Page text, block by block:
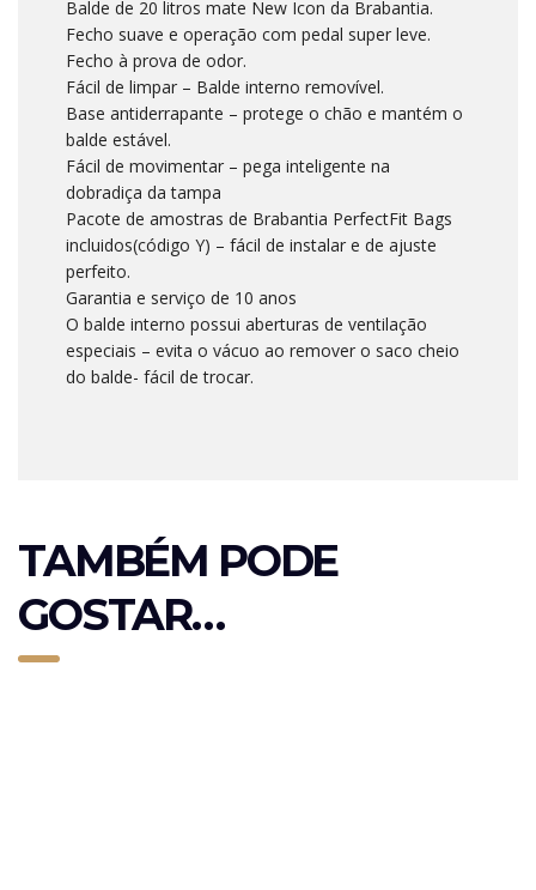
Balde de 20 litros mate New Icon da Brabantia.
Fecho suave e operação com pedal super leve.
Fecho à prova de odor.
Fácil de limpar – Balde interno removível.
Base antiderrapante – protege o chão e mantém o
balde estável.
Fácil de movimentar – pega inteligente na
dobradiça da tampa
Pacote de amostras de Brabantia PerfectFit Bags
incluidos(código Y) – fácil de instalar e de ajuste
perfeito.
Garantia e serviço de 10 anos
O balde interno possui aberturas de ventilação
especiais – evita o vácuo ao remover o saco cheio
do balde- fácil de trocar.
TAMBÉM PODE
GOSTAR…